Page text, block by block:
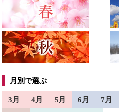
月別で選ぶ
3月 4月 5月 6月 7月